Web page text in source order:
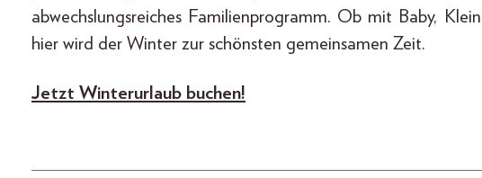
abwechslungsreiches Familienprogramm. Ob mit Baby,
hier wird der Winter zur schönsten gemeinsamen Zeit.
Jetzt Winterurlaub buchen!